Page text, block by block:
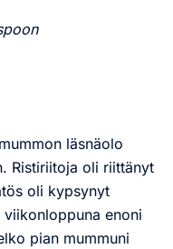
läsnäolo
Ristiriitoja oli riittänyt
oli kypsynyt
viikonloppuna enoni
pian mummuni